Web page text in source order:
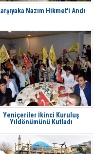
Nazım Hikmet'i Andı
Yeniçeriler İkinci Kuruluş
Yıldönümünü Kutladı